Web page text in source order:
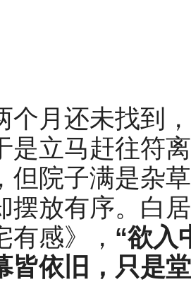
个月还未找到
是立马赶往符
但院子满是杂
摆放有序。白
有感》， “欲入
皆依旧，只是